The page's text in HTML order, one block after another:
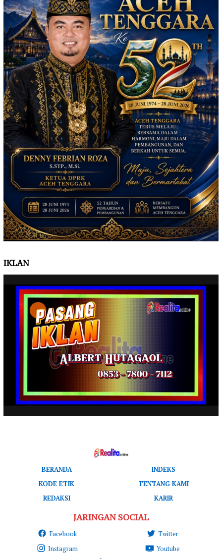
IKLAN
BERANDA
INDEKS
KODE ETIK
TENTANG KAMI
REDAKSI
KARIR
JARINGAN SOCIAL
Facebook
Twitter
Instagram
Youtube